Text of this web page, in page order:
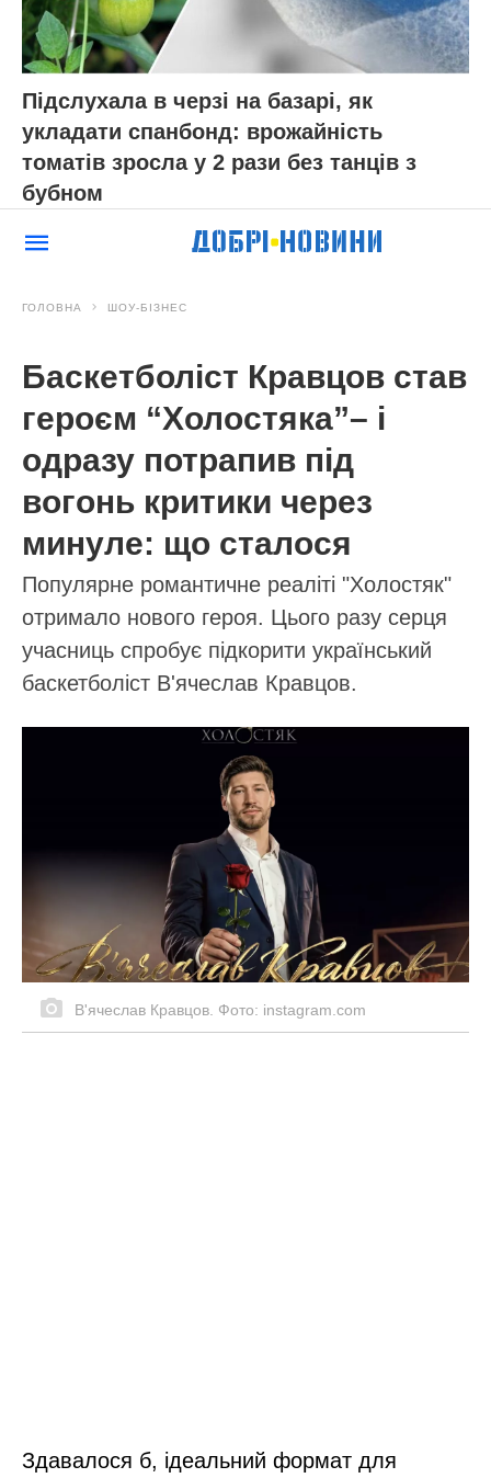
Підслухала в черзі на базарі, як
укладати спанбонд: врожайність
томатів зросла у 2 рази без танців з
бубном